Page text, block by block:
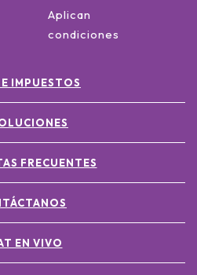
Aplican
condiciones
IMPUESTOS
FRECUENTES
EN VIVO